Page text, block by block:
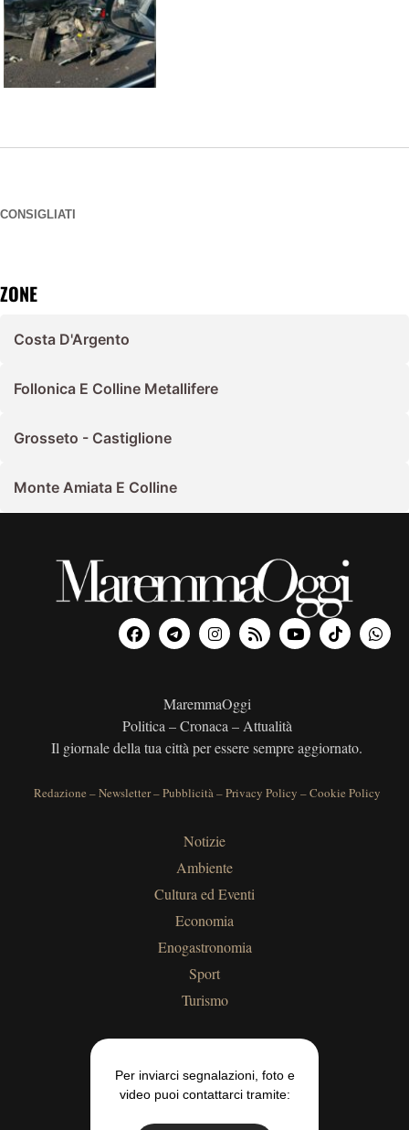
CONSIGLIATI
ZONE
Costa D'Argento
Follonica E Colline Metallifere
Grosseto - Castiglione
Monte Amiata E Colline
MaremmaOggi
Politica – Cronaca – Attualità
Il giornale della tua città per essere sempre aggiornato.
Redazione –Newsletter–Pubblicità–Privacy Policy –Cookie Policy
Notizie
Ambiente
Cultura ed Eventi
Economia
Enogastronomia
Sport
Turismo
Per inviarci segnalazioni, foto e
video puoi contattarci tramite: